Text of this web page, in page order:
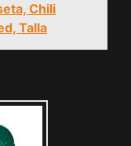
Chili
Talla